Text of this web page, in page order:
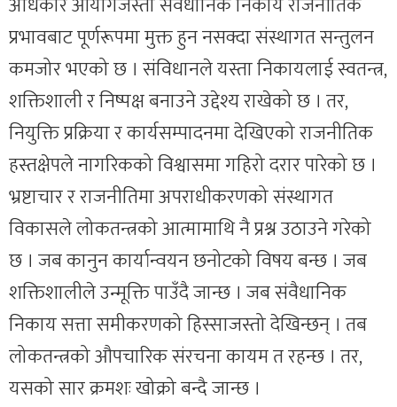
प्रभावबाट पूर्णरूपमा मुक्त हुन नसक्दा संस्थागत सन्तुलन
कमजोर भएको छ । संविधानले यस्ता निकायलाई स्वतन्त्र,
शक्तिशाली र निष्पक्ष बनाउने उद्देश्य राखेको छ । तर,
नियुक्ति प्रक्रिया र कार्यसम्पादनमा देखिएको राजनीतिक
हस्तक्षेपले नागरिकको विश्वासमा गहिरो दरार पारेको छ ।
भ्रष्टाचार र राजनीतिमा अपराधीकरणको संस्थागत
विकासले लोकतन्त्रको आत्मामाथि नै प्रश्न उठाउने गरेको
छ । जब कानुन कार्यान्वयन छनोटको विषय बन्छ । जब
शक्तिशालीले उन्मूक्ति पाउँदै जान्छ । जब संवैधानिक
निकाय सत्ता समीकरणको हिस्साजस्तो देखिन्छन् । तब
लोकतन्त्रको औपचारिक संरचना कायम त रहन्छ । तर,
यसको सार क्रमशः खोक्रो बन्दै जान्छ ।